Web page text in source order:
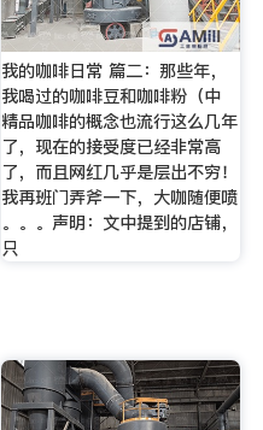
我的咖啡日常 篇二：那些年，
我喝过的咖啡豆和咖啡粉（中
精品咖啡的概念也流行这么几年
了，现在的接受度已经非常高
了，而且网红几乎是层出不穷！
我再班门弄斧一下，大咖随便喷
。。。声明：文中提到的店铺，
只